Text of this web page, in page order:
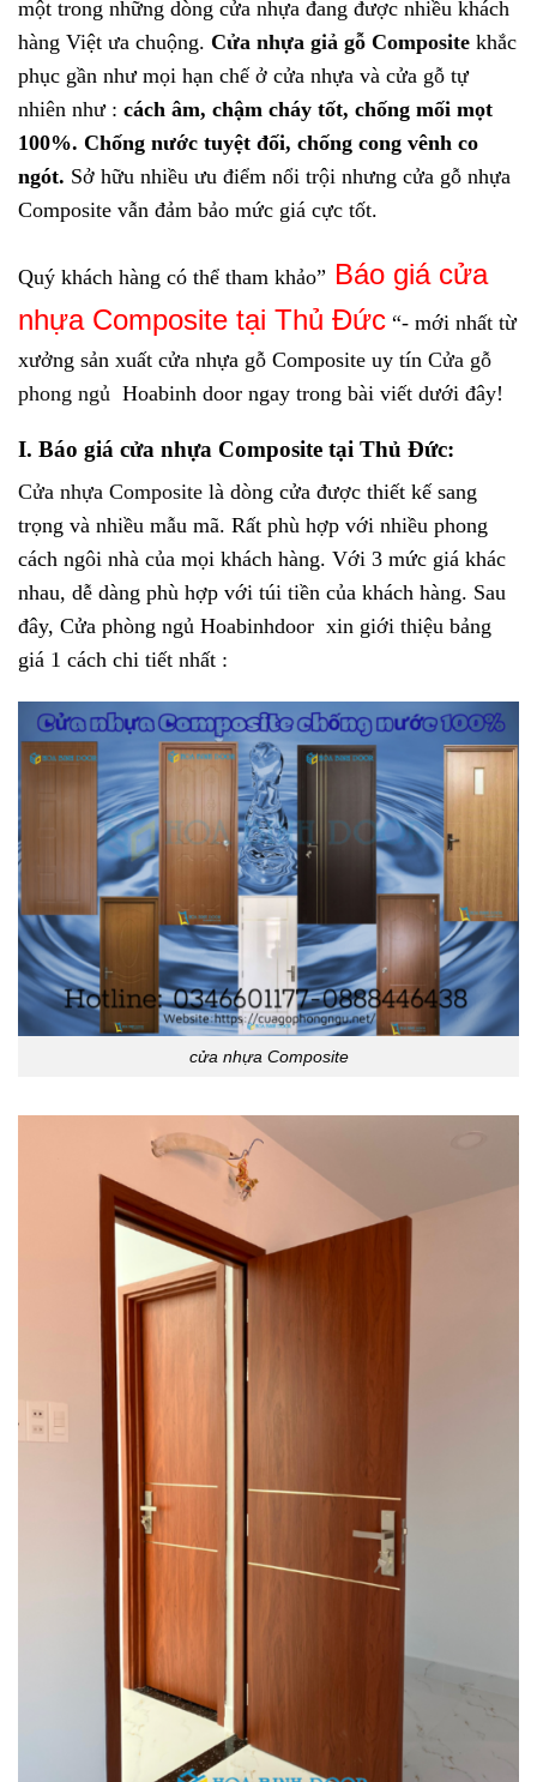
một trong những dòng cửa nhựa đang được nhiều khách
hàng Việt ưa chuộng. Cửa nhựa giả gỗ Composite khắc
phục gần như mọi hạn chế ở cửa nhựa và cửa gỗ tự
nhiên như : cách âm, chậm cháy tốt, chống mối mọt
100%. Chống nước tuyệt đối, chống cong vênh co
ngót. Sở hữu nhiều ưu điểm nổi trội nhưng cửa gỗ nhựa
Composite vẫn đảm bảo mức giá cực tốt.
Quý khách hàng có thể tham khảo” Báo giácửa
nhựa Composite tại Thủ Đức “- mới nhất từ
xưởng sản xuất cửa nhựa gỗ Composite uy tín Cửa gỗ
phong ngủ Hoabinh door ngay trong bài viết dưới đây!
I. Báo giá cửa nhựa Composite tại Thủ Đức:
Cửa nhựa Composite là dòng cửa được thiết kế sang
trọng và nhiều mẫu mã. Rất phù hợp với nhiều phong
cách ngôi nhà của mọi khách hàng. Với 3 mức giá khác
nhau, dễ dàng phù hợp với túi tiền của khách hàng. Sau
đây, Cửa phòng ngủ Hoabinhdoor xin giới thiệu bảng
giá 1 cách chi tiết nhất :
cửa nhựa Composite